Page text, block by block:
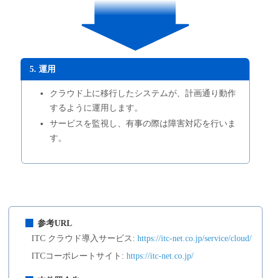
5. 運用
クラウド上に移行したシステムが、計画通り動作
するように運用します。
サービスを監視し、有事の際は障害対応を行いま
す。
参考URL
ITC クラウド導入サービス: https://itc-net.co.jp/service/cloud/
ITCコーポレートサイト: https://itc-net.co.jp/